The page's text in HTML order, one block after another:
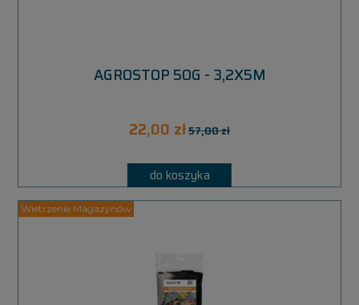
AGROSTOP 50G - 3,2X5M
22,00 zł57,00 zł
do koszyka